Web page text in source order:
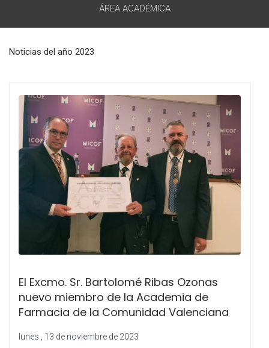
ÁREA ACADÉMICA
Noticias del año 2023
El Excmo. Sr. Bartolomé Ribas Ozonas
nuevo miembro de la Academia de
Farmacia de la Comunidad Valenciana
lunes , 13 de noviembre de 2023